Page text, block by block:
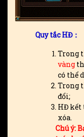
Quy tắc HĐ：
Trong
vàng
có thể
Trong
đổi;
HĐ kết
xóa.
Chú ý: